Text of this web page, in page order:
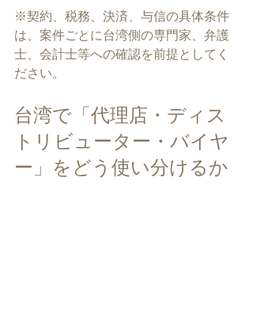
※契約、税務、決済、与信の具体条件
は、案件ごとに台湾側の専門家、弁護
士、会計士等への確認を前提としてく
ださい。
台湾で「代理店・ディス
トリビューター・バイヤ
ー」をどう使い分けるか